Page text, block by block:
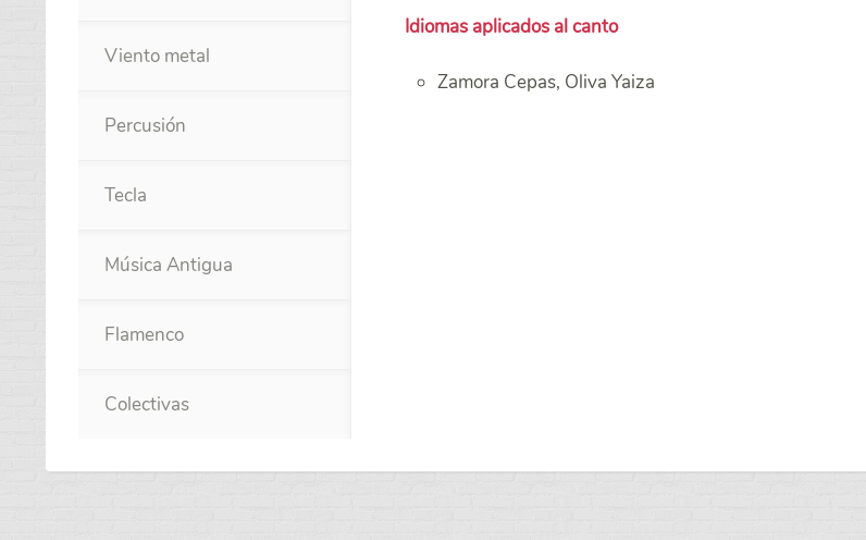
Viento metal
Percusión
Tecla
Música Antigua
Flamenco
Colectivas
Idiomas aplicados al canto
Zamora Cepas, Oliva Yaiza